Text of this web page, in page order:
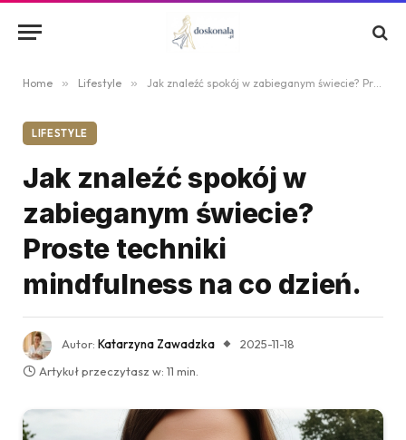
Home » Lifestyle » Jak znaleźć spokój w zabieganym świecie? Proste techniki mindfulness na co dzień.
LIFESTYLE
Jak znaleźć spokój w
zabieganym świecie?
Proste techniki
mindfulness na co dzień.
Autor: Katarzyna Zawadzka
2025-11-18
Artykuł przeczytasz w: 11 min.